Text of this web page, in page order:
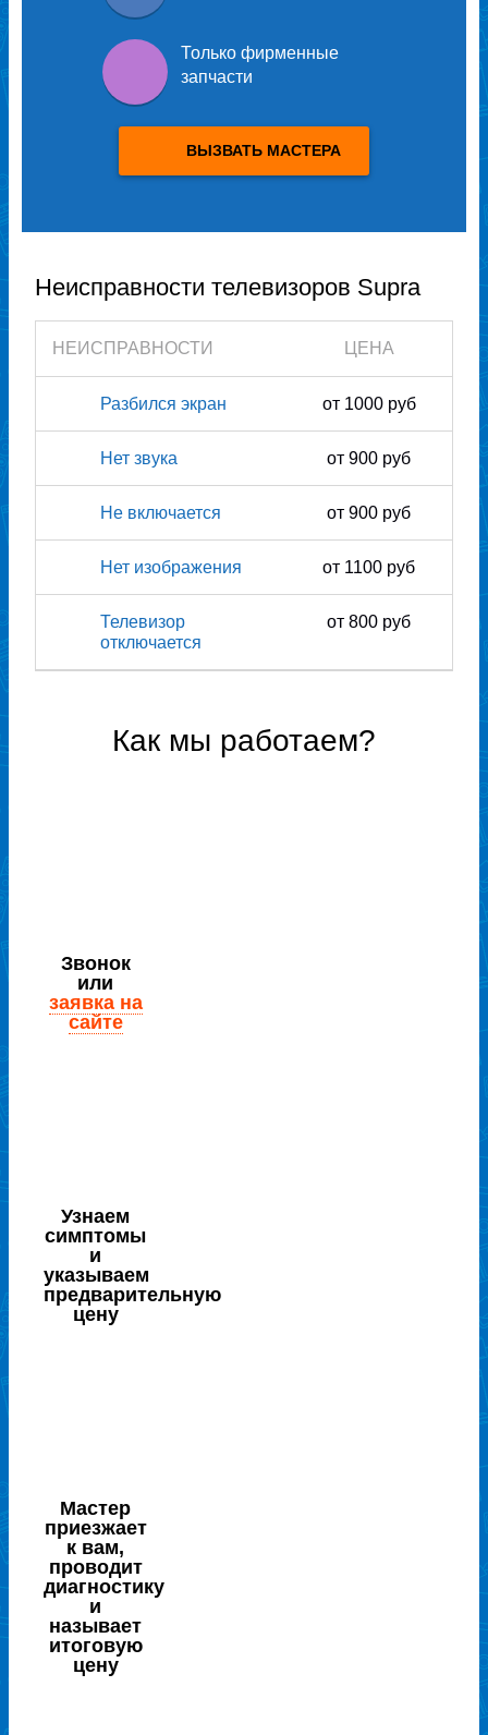
Только фирменные
запчасти
ВЫЗВАТЬ МАСТЕРА
Неисправности телевизоров Supra
НЕИСПРАВНОСТИ ЦЕНА
Разбился экран от 1000 руб
Нет звука от 900 руб
Не включается от 900 руб
Нет изображения от 1100 руб
Телевизор
отключается
от 800 руб
Как мы работаем?
Звонок
или
заявка на
сайте
Узнаем
симптомы
и
указываем
предварительную
цену
Мастер
приезжает
к вам,
проводит
диагностику
и
называет
итоговую
цену